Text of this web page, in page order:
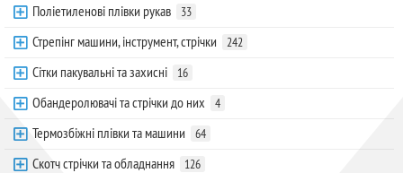
Поліетиленові плівки рукав 33
Стрепінг машини, інструмент, стрічки 242
Сітки пакувальні та захисні 16
Обандеролювачі та стрічки до них 4
Термозбіжні плівки та машини 64
Скотч стрічки та обладнання 126